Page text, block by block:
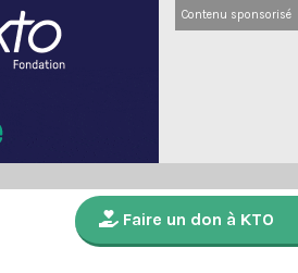
Contenu sponsorisé
Faire un don à KTO